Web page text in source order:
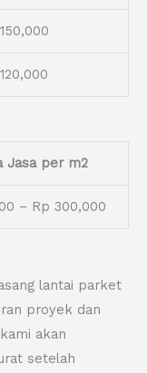
Jasa per m2
– Rp 300,000
lantai parket
proyek dan
akan
setelah